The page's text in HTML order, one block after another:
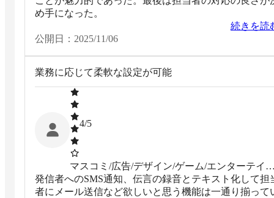
め手になった。
続きを読
公開日： 2025/11/06
業務に応じて柔軟な設定が可能
4/5
マスコミ/広告/デザイン/ゲーム/エンターテイ
ント系
発信者へのSMS通知、伝言の録音とテキスト化して担
者にメール送信など欲しいと思う機能は一通り揃って